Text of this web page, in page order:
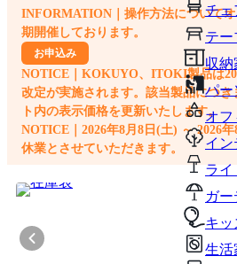
チェ
テー
収納
パー
オフ
イン
ライ
ガ
キッ
生活
他のサイトで見つけた商品ページのURLを貼り付けて、カー
INFORMATION｜操作方法について
期開催しております。
お申込み
NOTICE｜KOKUYO、ITOKI製品は
改定が実施されます。該当製品につ
ト内の表示価格を更新いたします。
NOTICE｜2026年8月8日(土) ～ 2026
休業とさせていただきます。